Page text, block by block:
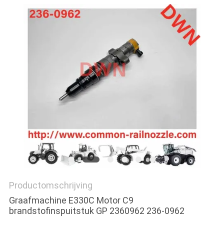
SITEMAP
Productomschrijving
Graafmachine E330C Motor C9
brandstofinspuitstuk GP 2360962 236-0962